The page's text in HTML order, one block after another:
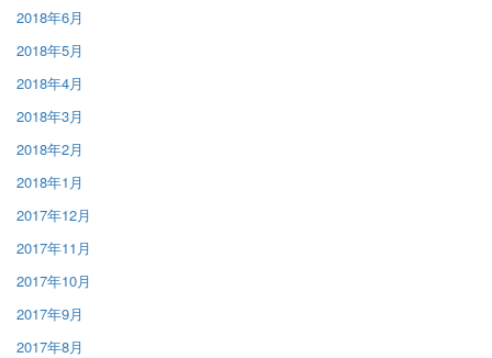
2018年6月
2018年5月
2018年4月
2018年3月
2018年2月
2018年1月
2017年12月
2017年11月
2017年10月
2017年9月
2017年8月